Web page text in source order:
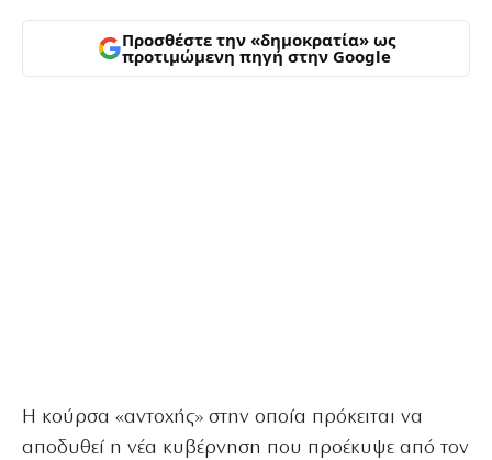
Προσθέστε την «δημοκρατία» ως
προτιμώμενη πηγή στην Google
Η κούρσα «αντοχής» στην οποία πρόκειται να
αποδυθεί η νέα κυβέρνηση που προέκυψε από τον